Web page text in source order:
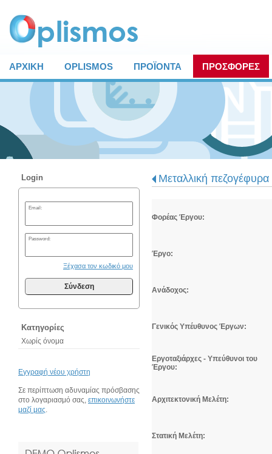
ΑΡΧΙΚΗ OPLISMOS ΠΡΟΪΟΝΤΑ ΠΡΟΣΦΟΡΕΣ
Login
Email:
Password:
Ξέχασα τον κωδικό μου
Σύνδεση
Κατηγορίες
Χωρίς όνομα
Εγγραφή νέου χρήστη
Σε περίπτωση αδυναμίας πρόσβασης
στο λογαριασμό σας, επικοινωνήστε
μαζί μας.
Μεταλλική
Φορέας Έργου:
Έργο:
Ανάδοχος:
Γενικός Υπέυθυνος Έργων:
Εργοταξιάρχες - Υπεύθυνοι του
Έργου:
Αρχιτεκτονική Μελέτη:
Στατική Μελέτη: